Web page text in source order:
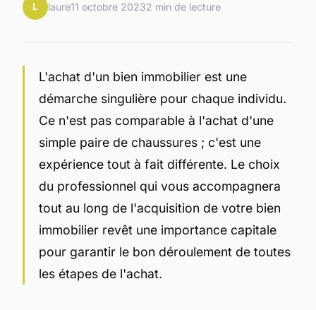
L laure11 octobre 20232 min de lecture
L'achat d'un bien immobilier est une
démarche singulière pour chaque individu.
Ce n'est pas comparable à l'achat d'une
simple paire de chaussures ; c'est une
expérience tout à fait différente. Le choix
du professionnel qui vous accompagnera
tout au long de l'acquisition de votre bien
immobilier revêt une importance capitale
pour garantir le bon déroulement de toutes
les étapes de l'achat.